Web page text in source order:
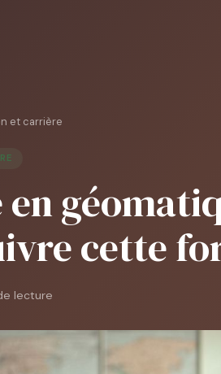
et carrière
en
cette
lecture